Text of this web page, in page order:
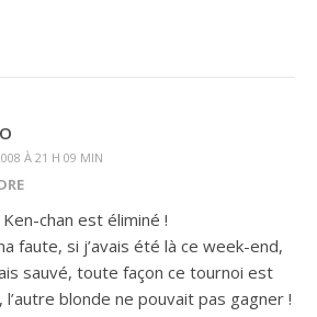
À 21 H 09 MIN
chan est éliminé !
faute, si j’avais été là ce week-end,
sauvé, toute façon ce tournoi est
l’autre blonde ne pouvait pas gagner !